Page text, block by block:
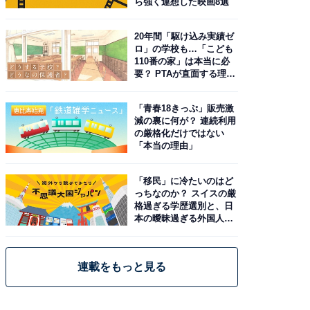
20年間「駆け込み実績ゼ
ロ」の学校も…「こども
110番の家」は本当に必
要？ PTAが直面する理想
「青春18きっぷ」販売激
減の裏に何が？ 連続利用
の厳格化だけではない
「本当の理由」
「移民」に冷たいのはど
っちなのか？ スイスの厳
格過ぎる学歴選別と、日
本の曖昧過ぎる外国人政
連載をもっと見る